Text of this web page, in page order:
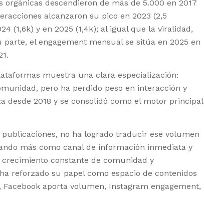
descendieron de más de 5.000 en 2017
alcanzaron su pico en 2023 (2,5
(1,6k) y en 2025 (1,4k); al igual que la viralidad,
el engagement mensual se sitúa en 2025 en
muestra una clara especialización:
pero ha perdido peso en interacción y
desde 2018 y se consolidó como el motor principal
no ha logrado traducir ese volumen
más como canal de información inmediata y
constante de comunidad y
reforzado su papel como espacio de contenidos
aporta volumen, Instagram engagement,